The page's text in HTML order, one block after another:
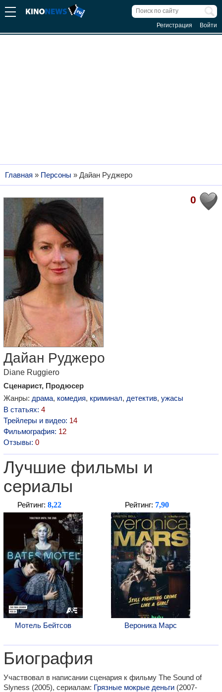
Регистрация Войти
Главная » Персоны » Дайан Руджеро
0
Дайан Руджеро
Diane Ruggiero
Сценарист, Продюсер
Жанры: драма, комедия, криминал, детектив, ужасы
В статьях: 4
Трейлеры и видео: 14
Фильмография: 12
Отзывы: 0
Лучшие фильмы и
сериалы
Рейтинг: 8,22
Мотель Бейтсов
Рейтинг: 7,90
Вероника Марс
Биография
Участвовал в написании сценария к фильму The Sound of
Slyness (2005), сериалам: Грязные мокрые деньги (2007-